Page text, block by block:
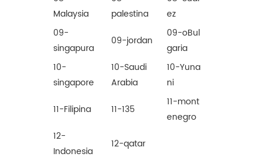
Malaysia
palestina
ez
09-
singapura
09-jordan
09-oBul
garia
10-
singapore
10-Saudi
Arabia
10-Yuna
ni
11-Filipina
11-135
11-mont
enegro
12-
Indonesia
12-qatar